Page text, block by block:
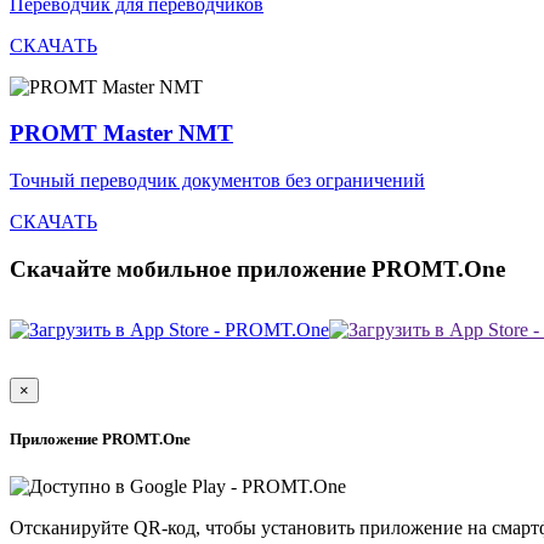
СКАЧАТЬ
PROMT Master NMT
Точный переводчик документов без ограничений
СКАЧАТЬ
Скачайте мобильное приложение PROMT.One
×
Приложение PROMT.One
Отсканируйте QR-код, чтобы установить приложение на